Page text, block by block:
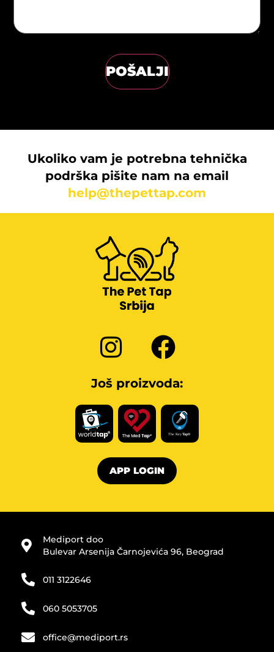
POŠALJI
Ukoliko vam je potrebna tehnička
podrška pišite nam na email
help@thepettap.com
Još proizvoda:
APP LOGIN
Mediport doo
Bulevar Arsenija Čarnojevića 96, Beograd
011 3122646
060 5053705
office@mediport.rs